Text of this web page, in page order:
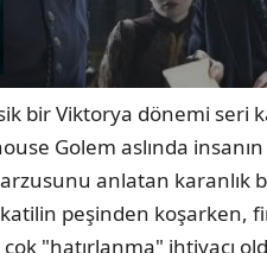
bir Viktorya dönemi seri
Golem aslında
anlatan karanlık
peşinden koşarken,
"hatırlanma" ihtiyacı